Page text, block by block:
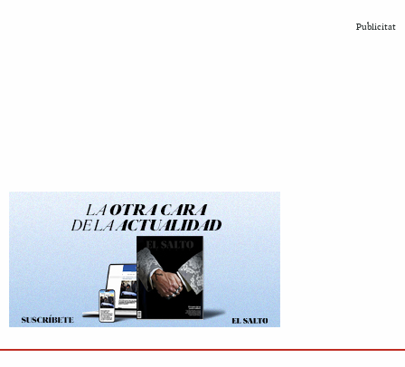
Publicitat